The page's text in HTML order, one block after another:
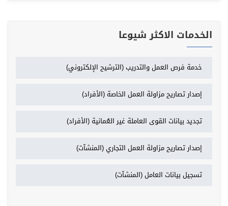
الخدمات الاكثر شيوعا
خدمة فرص العمل والتدريب (الترشيح الإلكتروني)
إصدار تصاريح مزاولة العمل الخاصة (الأفراد)
تجديد بيانات القوى العاملة غير العُمانية (الأفراد)
إصدار تصاريح مزاولة العمل التجاري (المنشآت)
تسجيل بيانات العامل (المنشآت)